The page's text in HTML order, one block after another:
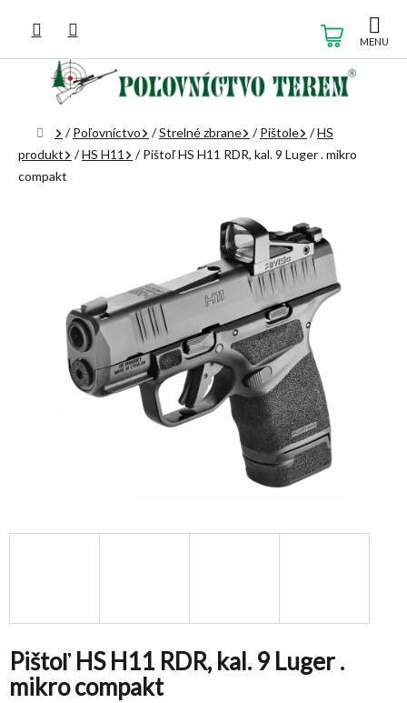
obsah
KOŠÍK
Domov
/ Poľovníctvo /Strelné zbrane / Pištole /HS
produkt
/HS H11 / Pištoľ HS H11 RDR, kal. 9 Luger . mikro
compakt
Pištoľ HS H11 RDR, kal. 9 Luger .
mikro compakt